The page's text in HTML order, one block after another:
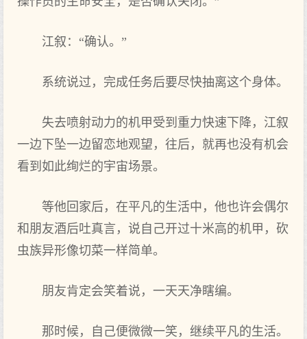
江叙：“确认。”
系统说过，完成任务后要尽快抽离这个身体。
失去喷射动力的机甲受到重力快速下降，江叙
一边下坠一边留恋地观望，往后，就再也没有机会
看到如此绚烂的宇宙场景。
等他回家后，在平凡的生活中，他也许会偶尔
和朋友酒后吐真言，说自己开过十米高的机甲，砍
虫族异形像切菜一样简单。
朋友肯定会笑着说，一天天净瞎编。
那时候，自己便微微一笑，继续平凡的生活。